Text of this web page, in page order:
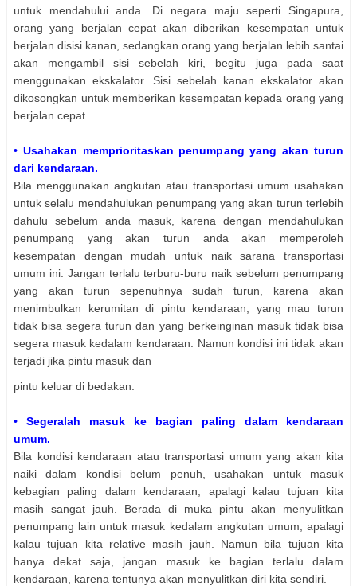
untuk mendahului anda. Di negara maju seperti Singapura,
orang yang berjalan cepat akan diberikan kesempatan untuk
berjalan disisi kanan, sedangkan orang yang berjalan lebih santai
akan mengambil sisi sebelah kiri, begitu juga pada saat
menggunakan ekskalator. Sisi sebelah kanan ekskalator akan
dikosongkan untuk memberikan kesempatan kepada orang yang
berjalan cepat.
• Usahakan memprioritaskan penumpang yang akan turun
dari kendaraan.
Bila menggunakan angkutan atau transportasi umum usahakan
untuk selalu mendahulukan penumpang yang akan turun terlebih
dahulu sebelum anda masuk, karena dengan mendahulukan
penumpang yang akan turun anda akan memperoleh
kesempatan dengan mudah untuk naik sarana transportasi
umum ini. Jangan terlalu terburu-buru naik sebelum penumpang
yang akan turun sepenuhnya sudah turun, karena akan
menimbulkan kerumitan di pintu kendaraan, yang mau turun
tidak bisa segera turun dan yang berkeinginan masuk tidak bisa
segera masuk kedalam kendaraan. Namun kondisi ini tidak akan
terjadi jika pintu masuk dan
pintu keluar di bedakan.
• Segeralah masuk ke bagian paling dalam kendaraan
umum.
Bila kondisi kendaraan atau transportasi umum yang akan kita
naiki dalam kondisi belum penuh, usahakan untuk masuk
kebagian paling dalam kendaraan, apalagi kalau tujuan kita
masih sangat jauh. Berada di muka pintu akan menyulitkan
penumpang lain untuk masuk kedalam angkutan umum, apalagi
kalau tujuan kita relative masih jauh. Namun bila tujuan kita
hanya dekat saja, jangan masuk ke bagian terlalu dalam
kendaraan, karena tentunya akan menyulitkan diri kita sendiri.